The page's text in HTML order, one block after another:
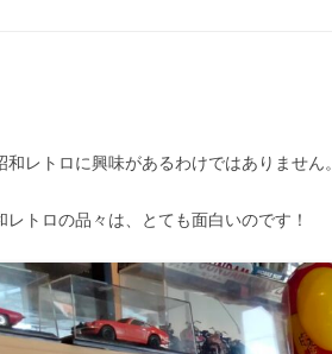
レトロに興味があるわけではありません。
トロの品々は、とても面白いのです！